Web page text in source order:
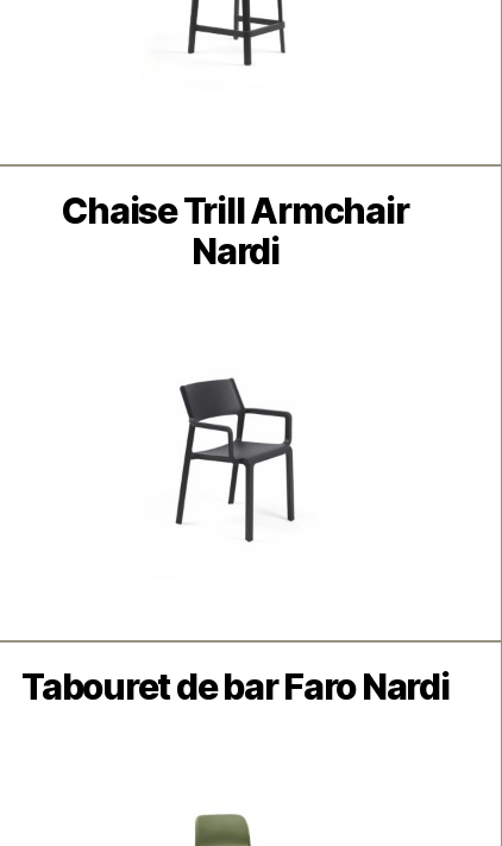
Catégories
Chaise Trill Armchair
Nardi
Catégories
Tabouret de bar Faro Nardi